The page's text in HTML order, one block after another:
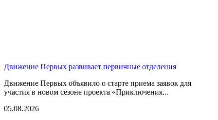
Движение Первых развивает первичные отделения
Движение Первых объявило о старте приема заявок для
участия в новом сезоне проекта «Приключения...
05.08.2026